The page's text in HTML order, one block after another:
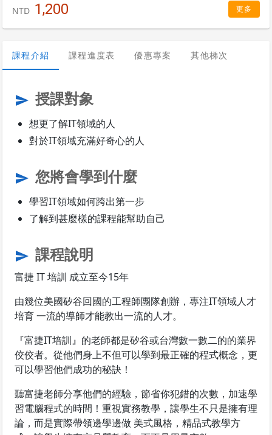
NTD 1,200 更多
課程介紹 課程進度表 優惠專案 其他梯次
send 授課對象
想更了解IT領域的人
對於IT領域充滿好奇心的人
send 您將會學到什麼
學習IT領域如何跨出第一步
了解到甚麼樣的課程能幫助自己
send 課程說明
富捷 IT 培訓 成立至今15年
由幾位美國矽谷回國的工程師團隊創辦，專注IT領域人才
培育 一流的導師才能教出一流的人才。
『富捷IT培訓』的老師都是矽谷或台灣數一數二的的業界
佼佼者。從他們身上不但可以學到最正確的程式概念，更
可以學習他們成功的秘訣！
聽富捷老師分享他們的經驗，節省你犯錯的次數，加速學
習電腦程式的時間！重視實務教學，讓學生不只是擁有理
論，而是實際帶領邊學邊做 美式風格，精品式教學方